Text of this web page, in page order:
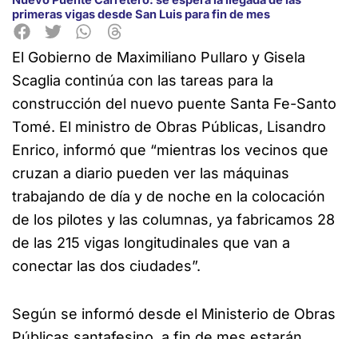
primeras vigas desde San Luis para fin de mes
El Gobierno de Maximiliano Pullaro y Gisela
Scaglia continúa con las tareas para la
construcción del nuevo puente Santa Fe-Santo
Tomé. El ministro de Obras Públicas, Lisandro
Enrico, informó que “mientras los vecinos que
cruzan a diario pueden ver las máquinas
trabajando de día y de noche en la colocación
de los pilotes y las columnas, ya fabricamos 28
de las 215 vigas longitudinales que van a
conectar las dos ciudades”.
Según se informó desde el Ministerio de Obras